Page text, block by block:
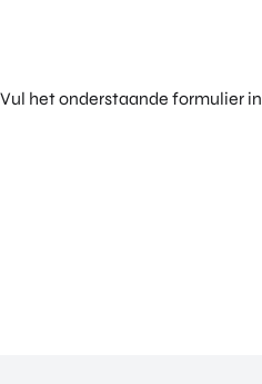
het onderstaande formulier in